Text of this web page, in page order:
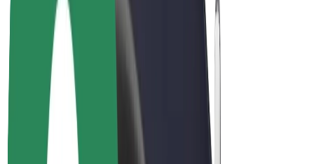
Repartidores
Ingresos de repartidor
Comercios de Bolt Food
Flotas
Franquicias
Empresa